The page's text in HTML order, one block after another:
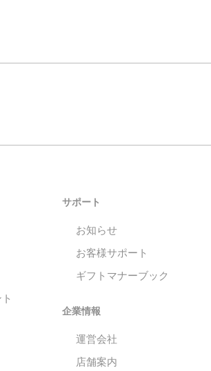
サポート
お知らせ
お客様サポート
ギフトマナーブック
企業情報
運営会社
店舗案内